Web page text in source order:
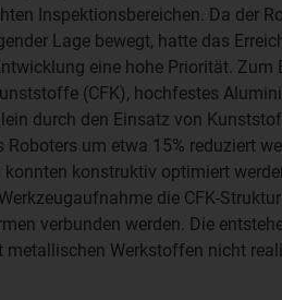
Inspektionsbereichen. Da der
Lage bewegt, hatte das
eine hohe Priorität. Zum
(CFK), hochfestes
durch den Einsatz von
um etwa 15% reduziert
konnten konstruktiv optimiert
die CFK-
verbunden werden. Die
metallischen Werkstoffen nicht